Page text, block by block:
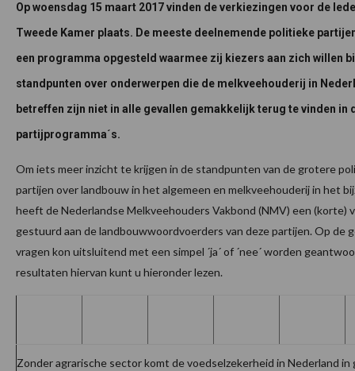
Op woensdag 15 maart 2017 vinden de verkiezingen voor de
Tweede Kamer plaats. De meeste deelnemende politieke
een programma opgesteld waarmee zij kiezers aan zich willen
standpunten over onderwerpen die de melkveehouderij in
betreffen zijn niet in alle gevallen gemakkelijk terug te vinden in
partijprogramma´s.
Om iets meer inzicht te krijgen in de standpunten van de grotere
partijen over landbouw in het algemeen en melkveehouderij in het
heeft de Nederlandse Melkveehouders Vakbond (NMV) een (korte)
gestuurd aan de landbouwwoordvoerders van deze partijen. Op de
vragen kon uitsluitend met een simpel ´ja´ of ´nee´ worden
resultaten hiervan kunt u hieronder lezen.
Zonder agrarische sector komt de voedselzekerheid in Nederland in